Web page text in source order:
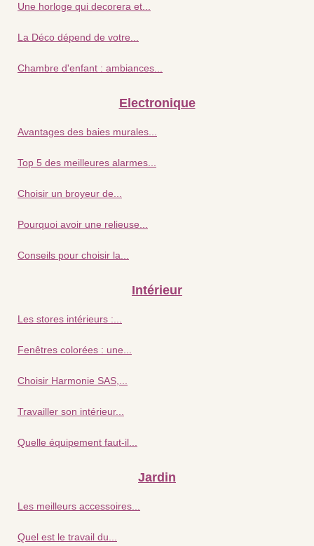
Une horloge qui decorera et...
La Déco dépend de votre...
Chambre d'enfant : ambiances...
Electronique
Avantages des baies murales...
Top 5 des meilleures alarmes...
Choisir un broyeur de...
Pourquoi avoir une relieuse...
Conseils pour choisir la...
Intérieur
Les stores intérieurs :...
Fenêtres colorées : une...
Choisir Harmonie SAS,...
Travailler son intérieur...
Quelle équipement faut-il...
Jardin
Les meilleurs accessoires...
Quel est le travail du...